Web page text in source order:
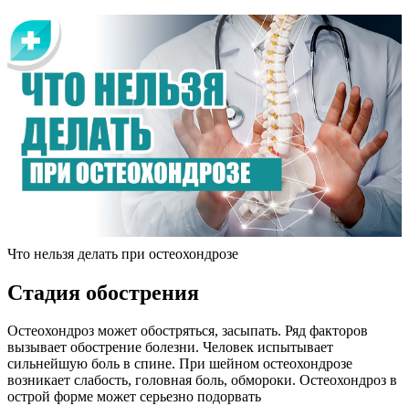
Что нельзя делать при остеохондрозе
Стадия обострения
Остеохондроз может обостряться, засыпать. Ряд факторов
вызывает обострение болезни. Человек испытывает
сильнейшую боль в спине. При шейном остеохондрозе
возникает слабость, головная боль, обмороки. Остеохондроз в
острой форме может серьезно подорвать